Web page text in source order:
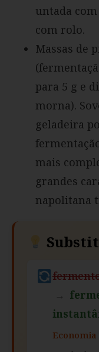
untada
com rolo.
Massas de
para 5 g e
morna).
geladeira
mais
grandes
napolitana
→
Economia